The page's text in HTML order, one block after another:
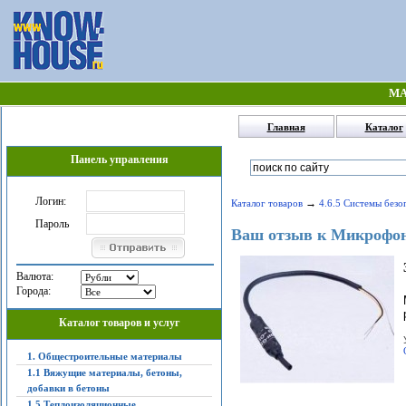
Главная Каталог
Панель управления
Логин:
Пароль
Валюта:
Города:
Каталог товаров и услуг
1. Общестроительные материалы
1.1 Вяжущие материалы, бетоны,
добавки в бетоны
Каталог товаров→ 4.6.5 Системы
Ваш отзыв к